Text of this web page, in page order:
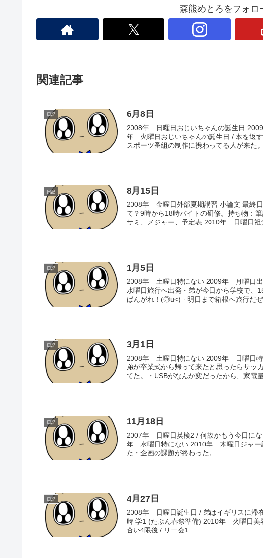
森熊めとろをフォロ
関連記事
日記 6月8日
2008年 日曜日おじいちゃんの誕生日
年 火曜日おじいちゃんの誕生日 / 本を返
スポーツ番組の制作に携わってる人が来た。
日記 8月15日
2008年 金曜日外部夏期講習 小論文 最終
て？9時から18時バイトの研修。持ち物：
サミ、メジャー、予定表 2010年 日曜日祖
日記 1月5日
2008年 土曜日特にない 2009年 月曜日
水曜日旅行へ出発・弟が今日から学校で、
ばんがれ！(◎u<)・明日まで箱根へ旅行だ
日記 3月1日
2008年 土曜日特にない 2009年 日曜日
弟が卒業式から帰って来たと思ったらサッ
てた。・USBがなんか変だったから、家電
日記 11月18日
2007年 日曜日英検2 / 何故かもう今日に
年 水曜日特にない 2010年 木曜日ジャー
た・企画の課題が終わった。
日記 4月27日
2008年 日曜日誕生日 / 弟はイギリスに滞
時 学1 (たぶん春祭準備) 2010年 火曜日
合い4限後 / リー会1...